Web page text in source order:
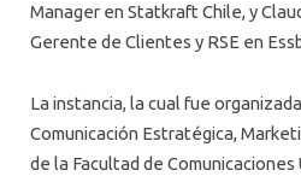
Manager en Statkraft Chile, y
Gerente de Clientes y RSE en
La instancia, la cual fue
Comunicación Estratégica,
de la Facultad de